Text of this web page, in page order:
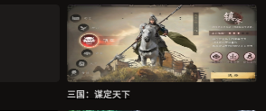
三国：谋定天下